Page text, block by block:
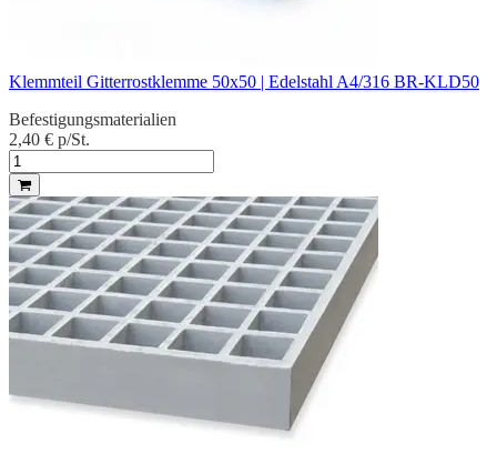
Klemmteil Gitterrostklemme 50x50 | Edelstahl A4/316 BR-KLD50
Befestigungsmaterialien
2,40 € p/St.